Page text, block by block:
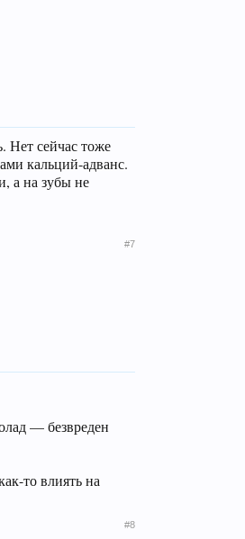
Нет сейчас тоже
кальций-адванс.
а на зубы не
#7
— безвреден
то влиять на
#8